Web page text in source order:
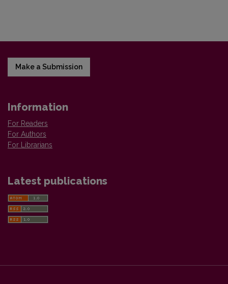
Make a Submission
Information
For Readers
For Authors
For Librarians
Latest publications